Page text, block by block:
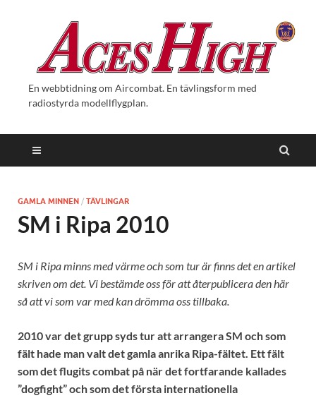
En webbtidning om Aircombat. En tävlingsform med
radiostyrda modellflygplan.
GAMLA MINNEN / TÄVLINGAR
SM i Ripa 2010
SM i Ripa minns med värme och som tur är finns det en artikel
skriven om det. Vi bestämde oss för att återpublicera den här
så att vi som var med kan drömma oss tillbaka.
2010 var det grupp syds tur att arrangera SM och som
fält hade man valt det gamla anrika Ripa-fältet. Ett fält
som det flugits combat på när det fortfarande kallades
”dogfight” och som det första internationella